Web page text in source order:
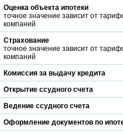
Оценка объекта ипотеки
точное значение зависит от
компаний
Страхование
точное значение зависит от
компаний
Комиссия за выдачу кредита
Открытие ссудного счета
Ведение ссудного счета
Оформление документов по